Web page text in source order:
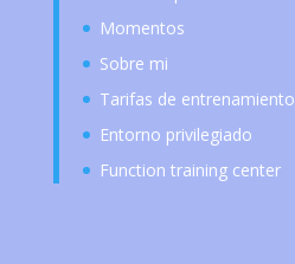
Momentos
Sobre mi
Tarifas de entrenamiento
Entorno privilegiado
Function training center